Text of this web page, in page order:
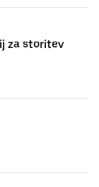
za storitev